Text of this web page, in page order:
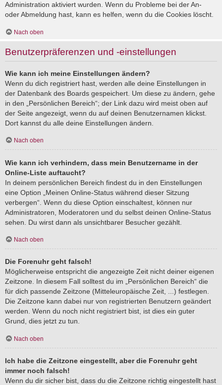
Administration aktiviert wurden. Wenn du Probleme bei der An-
oder Abmeldung hast, kann es helfen, wenn du die Cookies löscht.
Nach oben
Benutzerpräferenzen und -einstellungen
Wie kann ich meine Einstellungen ändern?
Wenn du dich registriert hast, werden alle deine Einstellungen in
der Datenbank des Boards gespeichert. Um diese zu ändern, gehe
in den „Persönlichen Bereich“; der Link dazu wird meist oben auf
der Seite angezeigt, wenn du auf deinen Benutzernamen klickst.
Dort kannst du alle deine Einstellungen ändern.
Nach oben
Wie kann ich verhindern, dass mein Benutzername in der
Online-Liste auftaucht?
In deinem persönlichen Bereich findest du in den Einstellungen
eine Option „Meinen Online-Status während dieser Sitzung
verbergen“. Wenn du diese Option einschaltest, können nur
Administratoren, Moderatoren und du selbst deinen Online-Status
sehen. Du wirst dann als unsichtbarer Besucher gezählt.
Nach oben
Die Forenuhr geht falsch!
Möglicherweise entspricht die angezeigte Zeit nicht deiner eigenen
Zeitzone. In diesem Fall solltest du im „Persönlichen Bereich“ die
für dich passende Zeitzone (Mitteleuropäische Zeit, ...) festlegen.
Die Zeitzone kann dabei nur von registrierten Benutzern geändert
werden. Wenn du noch nicht registriert bist, ist dies ein guter
Grund, dies jetzt zu tun.
Nach oben
Ich habe die Zeitzone eingestellt, aber die Forenuhr geht
immer noch falsch!
Wenn du dir sicher bist, dass du die Zeitzone richtig eingestellt hast